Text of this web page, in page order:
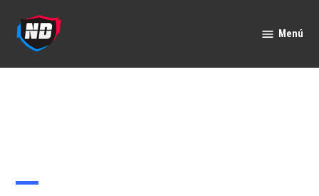
contenido
Menú